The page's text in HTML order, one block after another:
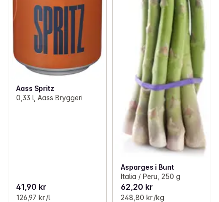
Aass Spritz
0,33 l, Aass Bryggeri
41,90 kr
126,97 kr /l
Asparges i Bunt
Italia / Peru, 250 g
62,20 kr
248,80 kr /kg